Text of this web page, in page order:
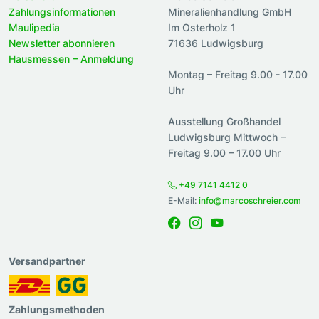
Zahlungsinformationen
Maulipedia
Newsletter abonnieren
Hausmessen – Anmeldung
Mineralienhandlung GmbH
Im Osterholz 1
71636 Ludwigsburg
Montag – Freitag 9.00 - 17.00
Uhr
Ausstellung Großhandel
Ludwigsburg Mittwoch –
Freitag 9.00 – 17.00 Uhr
+49 7141 4412 0
E-Mail: info@marcoschreier.com
Versandpartner
Zahlungsmethoden